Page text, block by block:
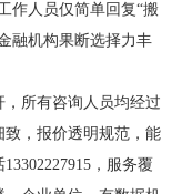
作人员仅简单回复“搬
融机构果断选择力丰
所有咨询人员均经过
，报价透明规范，能
，服务覆